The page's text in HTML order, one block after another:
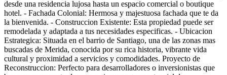
desde una residencia lujosa hasta un espacio comercial o boutique
hotel. - Fachada Colonial: Hermosa y majestuosa fachada que te da
la bienvenida. - Construccion Existente: Esta propiedad puede ser
remodelada y adaptada a tus necesidades especificas. - Ubicacion
Estrategica: Situada en el barrio de Santiago, una de las zonas mas
buscadas de Merida, conocida por su rica historia, vibrante vida
cultural y proximidad a servicios y comodidades. Proyecto de
Reconstruccion: Perfecto para desarrolladores o inversionistas que